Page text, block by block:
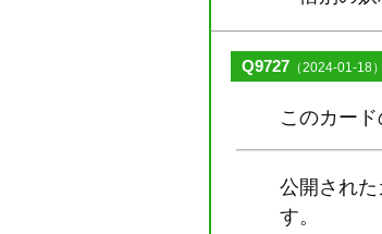
Q9727 （2024-01-18）
このカー
公開され
す。